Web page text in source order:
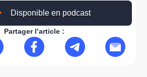
Disponible en podcast
Partager l’article :